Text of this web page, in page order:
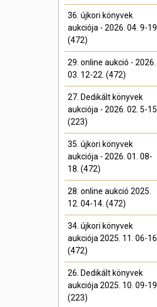
36. újkori könyvek
aukciója - 2026. 04. 9-19.
(472)
29. online aukció - 2026.
03. 12-22. (472)
27. Dedikált könyvek
aukciója - 2026. 02. 5-15.
(223)
35. újkori könyvek
aukciója - 2026. 01. 08-
18. (472)
28. online aukció 2025.
12. 04-14. (472)
34. újkori könyvek
aukciója 2025. 11. 06-16.
(472)
26. Dedikált könyvek
aukciója 2025. 10. 09-19.
(223)